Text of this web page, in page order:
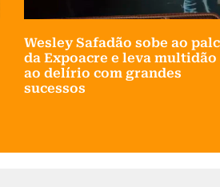
Wesley Safadão sobe ao
da Expoacre e leva multidão
ao delírio com grandes
sucessos